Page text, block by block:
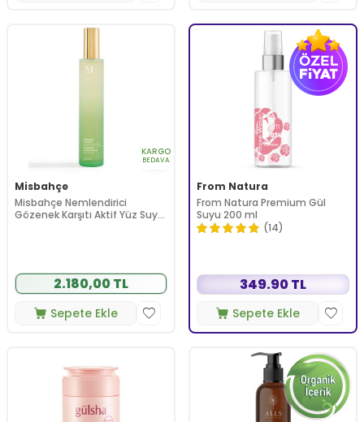
KARGO
BEDAVA
Misbahçe
Misbahçe Nemlendirici
Gözenek Karşıtı Aktif Yüz Suyu
2.180,00 TL
Sepete Ekle
From Natura
From Natura Premium Gül
Suyu 200 ml
(14)
349.90 TL
Sepete Ekle